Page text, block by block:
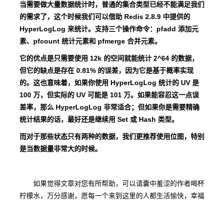
当需要做大量数据统计时，普通的集合类型已经不能满足我们
的需求了，这个时候我们可以借助 Redis 2.8.9 中提供的
HyperLogLog 来统计。支持三个操作命令：pfadd 添加元
素、pfcount 统计元素和 pfmerge 合并元素。
它的优点是只需要使用 12k 的空间就能统计 2^64 的数据，
但它的缺点是存在 0.81% 的误差，因为它是基于概率实现
的。这也意味着，如果你使用 HyperLogLog 统计的 UV 是
100 万，但实际的 UV 可能是 101 万。如果能容忍这一点误
差率，那么 HyperLogLog 非常适合；但如果你是需要精确
统计结果的话，最好还是继续用 Set 或 Hash 类型。
而对于那些状态只有两种的数据，我们更推荐使用位图，特别
是当数据量非常大的时候。
如果觉得文章对您有所帮助，可以请囊中羞涩的作者喝杯
柠檬水，万分感谢，愿每一个来到这里的人都生活愉快，幸福